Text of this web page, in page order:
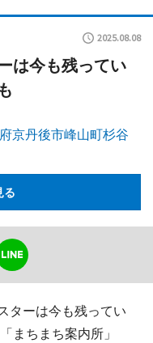
2025.08.08
は今も残ってい
京丹後市峰山町杉谷
る
ターは今も残ってい
まちまち案内所」